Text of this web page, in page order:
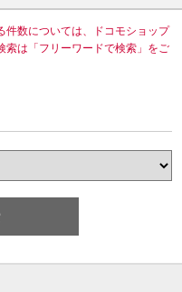
件数については、ドコモショップ
索は「フリーワードで検索」をご